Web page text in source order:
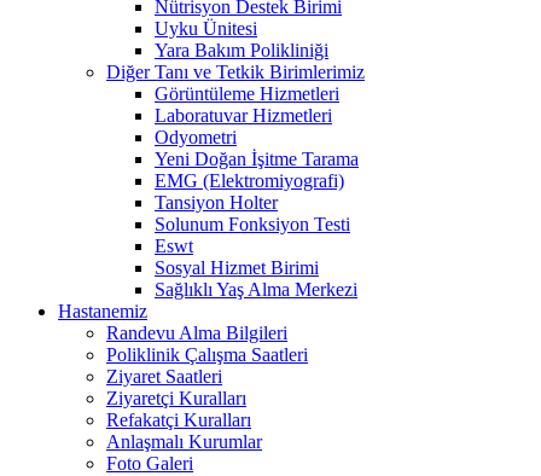
Nütrisyon Destek Birimi
Uyku Ünitesi
Yara Bakım Polikliniği
Diğer Tanı ve Tetkik Birimlerimiz
Görüntüleme Hizmetleri
Laboratuvar Hizmetleri
Odyometri
Yeni Doğan İşitme Tarama
EMG (Elektromiyografi)
Tansiyon Holter
Solunum Fonksiyon Testi
Eswt
Sosyal Hizmet Birimi
Sağlıklı Yaş Alma Merkezi
Hastanemiz
Randevu Alma Bilgileri
Poliklinik Çalışma Saatleri
Ziyaret Saatleri
Ziyaretçi Kuralları
Refakatçi Kuralları
Anlaşmalı Kurumlar
Foto Galeri